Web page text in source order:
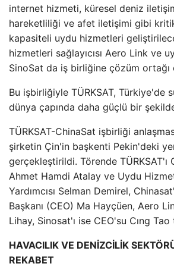
internet hizmeti, küresel deniz
hareketliliği ve afet iletişimi gibi
kapasiteli uydu hizmetleri
hizmetleri sağlayıcısı Aero Link ve
SinoSat da iş birliğine çözüm ortağı
Bu işbirliğiyle TÜRKSAT, Türkiye'de
dünya çapında daha güçlü bir
TÜRKSAT-ChinaSat işbirliği
şirketin Çin'in başkenti Pekin'deki
gerçekleştirildi. Törende TÜRKSAT'ı
Ahmet Hamdi Atalay ve Uydu
Yardımcısı Selman Demirel,
Başkanı (CEO) Ma Hayçüen, Aero
Lihay, Sinosat'ı ise CEO'su Cıng
HAVACILIK VE DENİZCİLİK
REKABET